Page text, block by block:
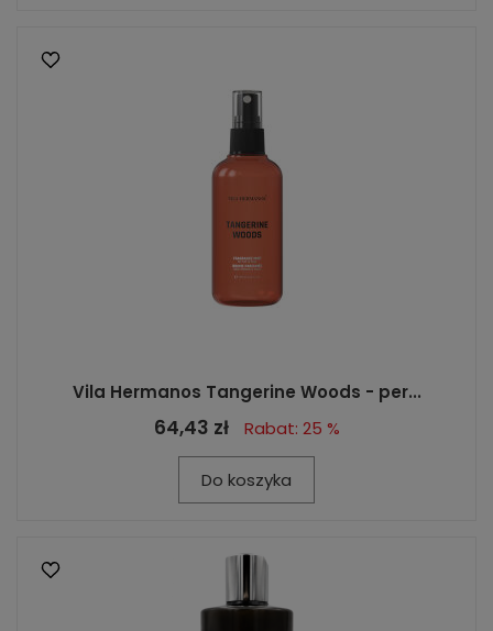
Vila Hermanos Tangerine Woods - per...
64,43 zł Rabat: 25 %
Do koszyka